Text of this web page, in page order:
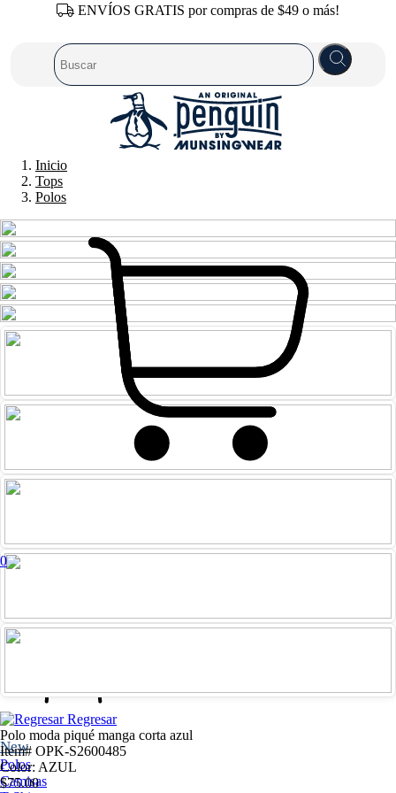
ENVÍOS GRATIS por compras de $49 o más!
0
New
Polos
Camisas
Inicio
Tops
Polos
Regresar
Polo moda piqué manga corta azul
Item# OPK-S2600485
Color: AZUL
$75.00